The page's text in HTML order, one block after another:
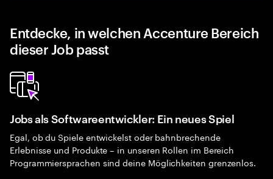
Entdecke, in welchen Accenture Bereich
dieser Job passt
Jobs als Softwareentwickler: Ein neues Spiel
Egal, ob du Spiele entwickelst oder bahnbrechende
Erlebnisse und Produkte – in unseren Rollen im Bereich
Programmiersprachen sind deine Möglichkeiten grenzenlos.